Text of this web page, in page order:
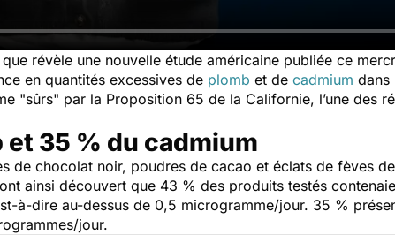
révèle une nouvelle étude américaine publiée ce
en quantités excessives de plomb et de cadmium dans
"sûrs" par la Proposition 65 de la Californie, l’une des
35 % du cadmium
de chocolat noir, poudres de cacao et éclats de fèves
ainsi découvert que 43 % des produits testés
à-dire au-dessus de 0,5 microgramme/jour. 35 %
jour.